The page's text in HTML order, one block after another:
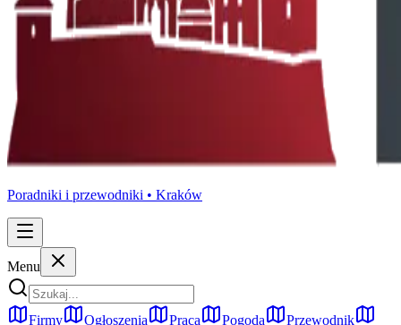
Poradniki i przewodniki • Kraków
Menu
Firmy Ogłoszenia Praca Pogoda
Przewodnik